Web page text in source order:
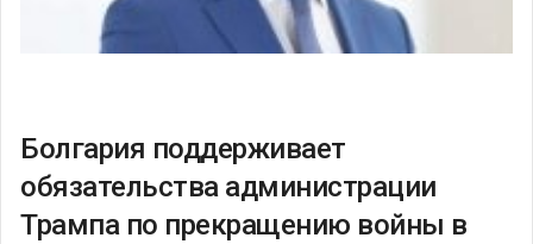
Болгария поддерживает
обязательства администрации
Трампа по прекращению войны в